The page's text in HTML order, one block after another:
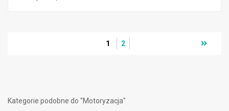
1 2
Kategorie podobne do "Motoryzacja"